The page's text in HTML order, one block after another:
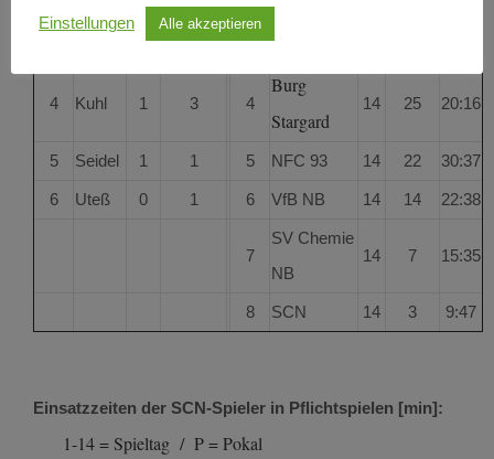
2 Fiebig 1 3
SV Hanse
NB
4 Kuhl 1 3 4
Burg
Stargard
14 25 20:16
5 Seidel 1 1 5 NFC 93 14 22 30:37
6 Uteß 0 1 6 VfB NB 14 14 22:38
7
SV Chemie
NB
14 7 15:35
8 SCN 14 3 9:47
Einsatzzeiten der SCN-Spieler in Pflichtspielen [min]:
1-14 = Spieltag / P = Pokal
Einstellungen Alle akzeptieren